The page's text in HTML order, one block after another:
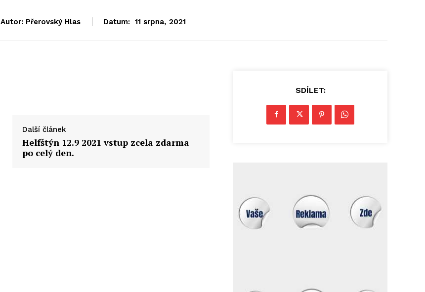
Autor: Přerovský Hlas Datum: 11 srpna, 2021
Další článek
Helfštýn 12.9 2021 vstup zcela zdarma
po celý den.
SDÍLET: